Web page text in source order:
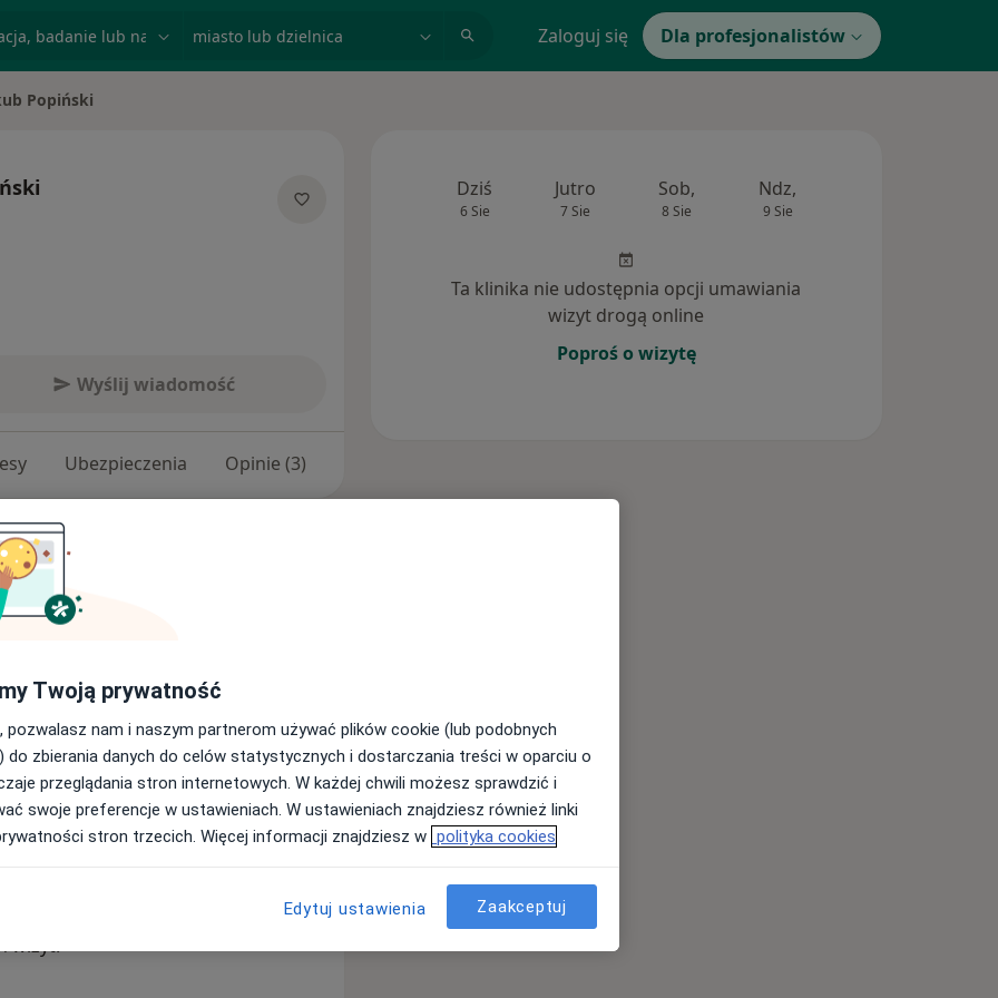
Zaloguj się Dla profesjonalistów
Popiński
Wyślij wiadomość
Ubezpieczenia Opinie (3)
Medycznego. W codziennej
i odtwórczą, przywracając
protetyką, a także ekstrakcjami –
podnoszę swoje kwalifikacje,
zarówno w Polsce, jak i za
każdego pacjenta, stawiając na
wizyty. Dbam o przyjazną i
komunikacja i odrobina humoru
Skutecznie pomagam również
z powodu lęku.
ale także budowanie zaufania
wizyt.
Dziś
6 Sie
Jutro
7 Sie
Sob,
8 Sie
Ndz,
9 Sie
Ta klinika nie udostępnia opcji umawiania
wizyt drogą online
Poproś o wizytę
Twoją prywatność
pozwalasz nam i naszym partnerom używać plików cookie (lub podobnych
do zbierania danych do celów statystycznych i dostarczania treści w oparciu o
przeglądania stron internetowych. W każdej chwili możesz sprawdzić i
swoje preferencje w ustawieniach. W ustawieniach znajdziesz również linki
stron trzecich. Więcej informacji znajdziesz w polityka cookies
Edytuj ustawienia Zaakceptuj